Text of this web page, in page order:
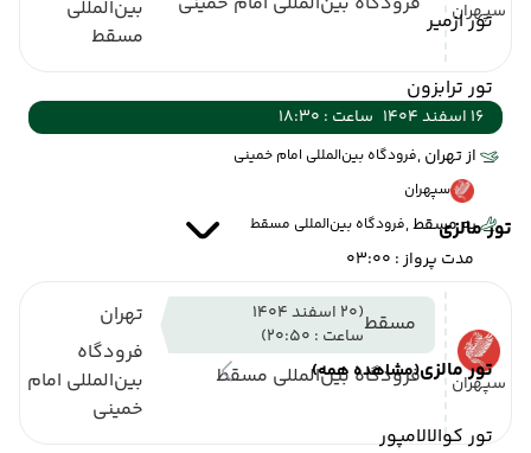
تور ازمیر
تور ترابزون
تور مالزی
تور مالزی(مشاهده همه)
تور کوالالامپور
سپهران
بین‌المللی
مسقط
16 اسفند 1404
ساعت : 18:30
از تهران ,فرودگاه بین‌المللی امام خمینی
سپهران
به مسقط ,فرودگاه بین‌المللی مسقط
مدت پرواز : 03:00
سپهران
مسقط
(20 اسفند 1404
ساعت : 20:50)
فرودگاه بین‌المللی مسقط
تهران
فرودگاه
بین‌المللی امام
خمینی